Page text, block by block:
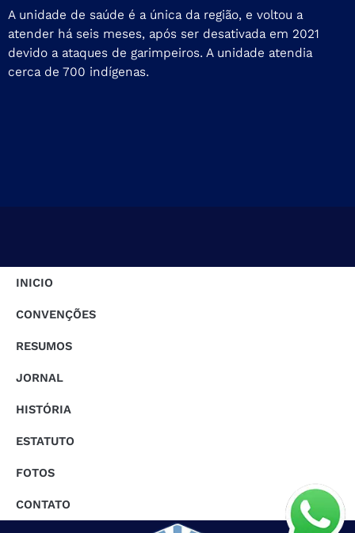
A unidade de saúde é a única da região, e voltou a
atender há seis meses, após ser desativada em 2021
devido a ataques de garimpeiros. A unidade atendia
cerca de 700 indígenas.
INICIO
CONVENÇÕES
RESUMOS
JORNAL
HISTÓRIA
ESTATUTO
FOTOS
CONTATO